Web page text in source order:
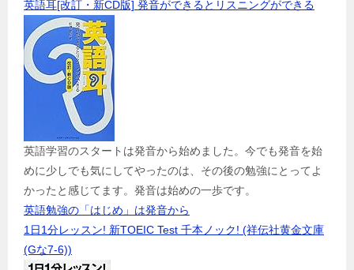
英語耳[改訂・新CD版] 発音ができるとリスニングができる
英語学習のスタートは発音から始めました。今でも発音を始
めに少しでも気にしてやったのは、その後の勉強にとってよ
かったと感じてます。発音は始めの一歩です。
英語勉強の「はじめ」は発音から
1日1分レッスン! 新TOEIC Test 千本ノック! (祥伝社黄金文庫
(Gな7-6))